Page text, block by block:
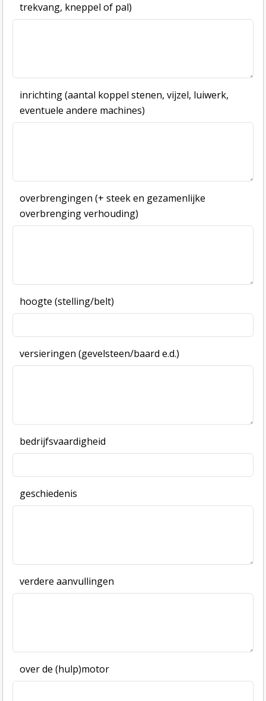
trekvang, kneppel of pal)
inrichting (aantal koppel stenen, vijzel, luiwerk,
eventuele andere machines)
overbrengingen (+ steek en gezamenlijke
overbrenging verhouding)
hoogte (stelling/belt)
versieringen (gevelsteen/baard e.d.)
bedrijfsvaardigheid
geschiedenis
verdere aanvullingen
over de (hulp)motor